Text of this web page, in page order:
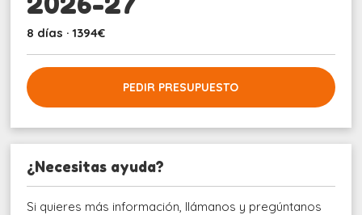
8 días · 1394€
PEDIR PRESUPUESTO
¿Necesitas ayuda?
Si quieres más información, llámanos y pregúntanos